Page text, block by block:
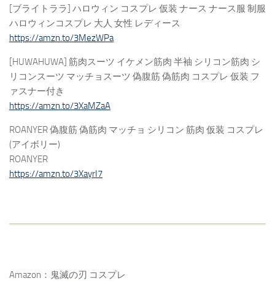
[ブライトララ] ハロウィン コスプレ 仮装 ナース ナース服 制服
ハロウィンコスプレ 大人 女性 レディース
https://amzn.to/3MezWPa
[HUWAHUWA] 筋肉スーツ イケメン筋肉 半袖 シリコン筋肉 シ
リコンスーツ マッチョスーツ 偽腹筋 偽筋肉 コスプレ 仮装 フ
ァスナー付き
https://amzn.to/3XaMZaA
ROANYER 偽腹筋 偽筋肉 マッチョ シリコン 筋肉 仮装 コスプレ
(アイボリー)
ROANYER
https://amzn.to/3XayrI7
Amazon：鬼滅の刃 コスプレ